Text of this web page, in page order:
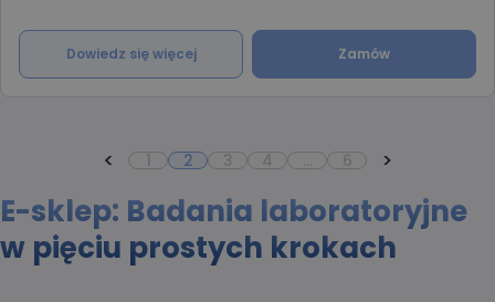
Dowiedz się więcej Zamów
< 1 2 3 4 … 6 >
E-sklep: Badania laboratoryjne
w pięciu prostych krokach